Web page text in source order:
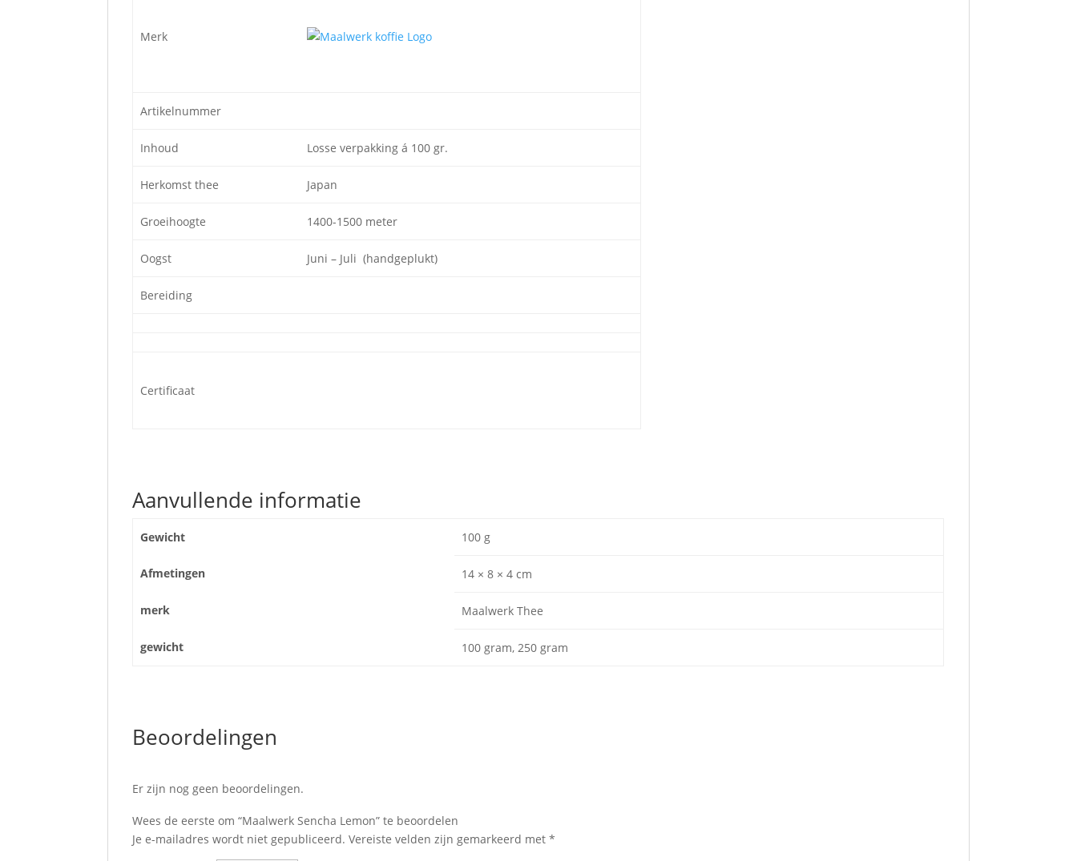
Merk
Artikelnummer
Inhoud Losse verpakking á 100 gr.
Herkomst thee Japan
Groeihoogte 1400-1500 meter
Oogst Juni – Juli (handgeplukt)
Bereiding
Certificaat
Aanvullende informatie
Gewicht 100 g
Afmetingen 14 × 8 × 4 cm
merk Maalwerk Thee
gewicht 100 gram, 250 gram
Beoordelingen
Er zijn nog geen beoordelingen.
Wees de eerste om “Maalwerk Sencha Lemon” te beoordelen
Je e-mailadres wordt niet gepubliceerd. Vereiste velden zijn gemarkeerd met*